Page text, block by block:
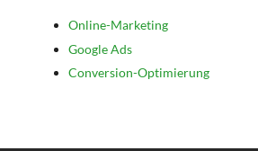
Online-Marketing
Google Ads
Conversion-Optimierung